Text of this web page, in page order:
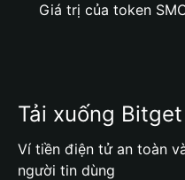
Giá trị của token
Tải xuống
Ví tiền điện tử an toàn
người tin dùng